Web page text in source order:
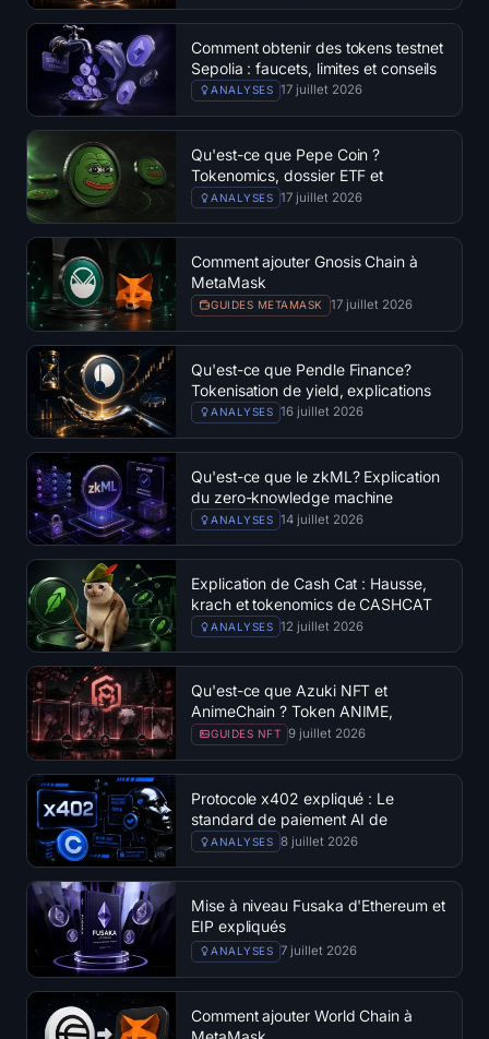
Indice de Peur et de Cupidité
Carte thermique du RSI
Funding Rates
open interest
Valeur Totale Verrouillée
Rainbow Chart
Compte à rebours du halving
Suivi du gas de l'ETH
Suivi de portefeuille de cryptos
Calculateur de staking de cryptomonnaies
À propos
S'inscrire Connexion
Langue
Comment obtenir des tokens testnet
Sepolia : faucets, limites et conseils
ANALYSES 17 juillet 2026
Qu'est-ce que Pepe Coin ?
Tokenomics, dossier ETF et
historique des prix
ANALYSES 17 juillet 2026
Comment ajouter Gnosis Chain à
MetaMask
GUIDES METAMASK 17 juillet 2026
Qu'est-ce que Pendle Finance?
Tokenisation de yield, explications
sur le PT et le YT
ANALYSES 16 juillet 2026
Qu'est-ce que le zkML? Explication
du zero-knowledge machine
learning
ANALYSES 14 juillet 2026
Explication de Cash Cat : Hausse,
krach et tokenomics de CASHCAT
ANALYSES 12 juillet 2026
Qu'est-ce que Azuki NFT et
AnimeChain ? Token ANIME,
risques et plus
GUIDES NFT 9 juillet 2026
Protocole x402 expliqué : Le
standard de paiement AI de
Coinbase
ANALYSES 8 juillet 2026
Mise à niveau Fusaka d'Ethereum et
EIP expliqués
ANALYSES 7 juillet 2026
Comment ajouter World Chain à